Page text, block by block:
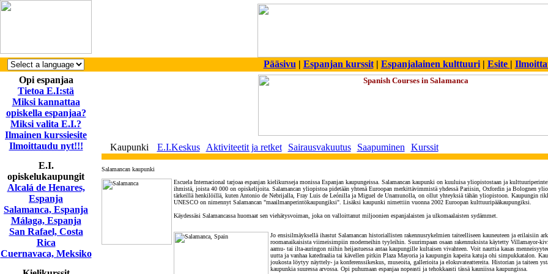
Pääsivu | Espanjan kurssit| Espanjalainen kulttuuri| Esite |
Opi espanjaa
Tietoa E.I:stä
Miksi kannattaa
opiskella espanjaa?
Miksi valita E.I.?
Ilmainen kurssiesite
Ilmoittaudu nyt!!!
E.I.
opiskelukaupungit
Alcalá de Henares,
Espanja
Salamanca, Espanja
Málaga, Espanja
San Rafael, Costa
Rica
Cuernavaca, Meksiko
Kaupunki E.I.Keskus Aktiviteetit ja retket Sairausvakuutus Saapuminen Kurssit
Salamancan kaupunki
Escuela Internacional tarjoaa espanjan kielikursseja monissa Espanjan kaupungeissa. Salamancan kaupunki on kuuluisa yliopistostaan ja
ihmistä, joista 40 000 on opiskelijoita. Salamancan yliopistoa pidetään yhtenä Euroopan merkittävimmistä yhdessä Pariisin, Oxfordin ja Bolognen
tärkeillä henkilöillä, kuten Antonio de Nebrijalla, Fray Luis de Leónilla ja Miguel de Unamunolla, on ollut yhteyksiä tähän yliopistoon. Kaupungin
UNESCO on nimennyt Salamancan "maailmanperintökaupungiksi". Lisäksi kaupunki nimettiin vuonna 2002 Euroopan kulttuuripääkaupungiksi.
Käydessäsi Salamancassa huomaat sen viehätysvoiman, joka on valloittanut miljoonien espanjalaisten ja ulkomaalaisten sydämmet.
Jo ensisilmäyksellä ihastut Salamancan historiallisten rakennusrykelmien taiteelliseen kauneuteen ja erilaisiin
roomanaikaisista viimeisimpiin moderneihin tyyleihin. Suurimpaan osaan rakennuksista käytetty Villamayor-
aamu- tai ilta-auringon niihin heijastuessa antaa kaupungille kultaisen vivahteen. Voit nauttia kauas
uutta ja vanhaa katedraalia tai kävellen pitkin Plaza Mayoria ja kaupungin kapeita katuja ohi simpukkatalon.
joukosta löytyy näyttely- ja konferenssikeskus, museoita, gallerioita ja elokuvateattereita. Historian ja taiteen
kaupunkia suuressa arvossa. Opi puhumaan espanjaa nopeasti ja tehokkaasti tässä kauniissa kaupungissa.